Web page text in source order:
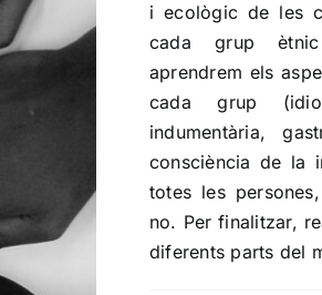
i ecològic de les
cada grup
aprendrem els
cada grup
indumentària,
consciència de la
totes les
no. Per finalitzar,
diferents parts del